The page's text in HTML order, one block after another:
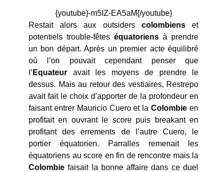
{youtube}-m5IZ-EA5aM{/youtube}
Restait alors aux outsiders colombienset
potentiels trouble-fêtes équatoriens à prendre
un bon départ. Après un premier acte équilibré
où l’on pouvait cependant penser que
l’ Equateur avait les moyens de prendre le
dessus. Mais au retour des vestiaires, Restrepo
avait fait le choix d’apporter de la profondeur en
faisant entrer Mauricio Cuero et laColombie en
profitait en ouvrant le score puis breakant en
profitant des errements de l’autre Cuero, le
portier équatorien. Parralles remenait les
équatoriens au score en fin de rencontre mais la
Colombie faisait la bonne affaire dans ce duel